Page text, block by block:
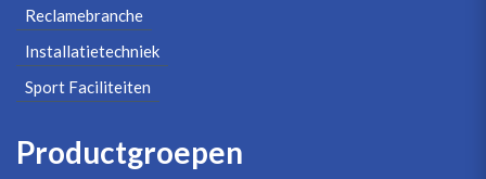
Reclamebranche
Installatietechniek
Sport Faciliteiten
Productgroepen